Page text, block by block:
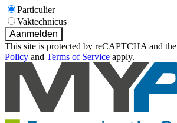
Particulier
Vaktechnicus
Aanmelden
This site is protected by reCAPTCHA and
Policy and Terms of Service apply.